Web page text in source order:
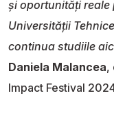
și oportunități
Universității
continua studiile
Daniela Malancea,
Impact Festival